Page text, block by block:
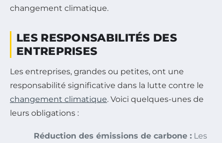
changement climatique.
LES RESPONSABILITÉS DES
ENTREPRISES
Les entreprises, grandes ou petites, ont une
responsabilité significative dans la lutte contre le
changement climatique. Voici quelques-unes de
leurs obligations :
Réduction des émissions de carbone : Les